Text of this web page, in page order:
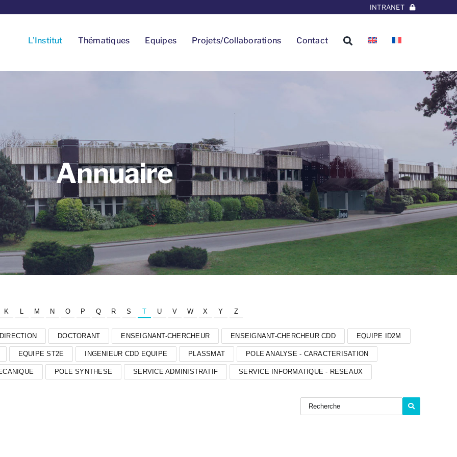
INTRANET
L’Institut Thématiques Equipes Projets/Collaborations Contact
Annuaire
K L M N O P Q R S T U V W X Y Z
DIRECTION DOCTORANT ENSEIGNANT-CHERCHEUR ENSEIGNANT-CHERCHEUR CDD EQUIPE ID2M
EQUIPE ST2E INGENIEUR CDD EQUIPE PLASSMAT POLE ANALYSE - CARACTERISATION
POLE SYNTHESE SERVICE ADMINISTRATIF SERVICE INFORMATIQUE - RESEAUX